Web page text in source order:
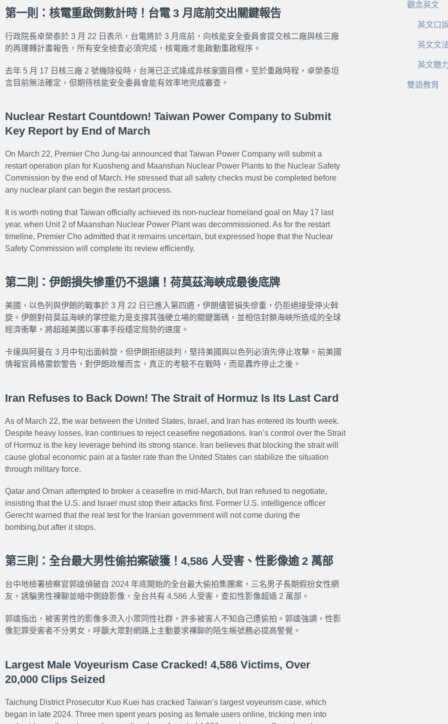
第一則：核電重啟倒數計時！台電 3 月底前交出關鍵報告
行政院長卓榮泰於 3 月 22 日表示，台電將於 3 月底前，向核能安全委員會提交核二廠與核三廠
的再運轉計畫報告，所有安全檢查必須完成，核電廠才能啟動重啟程序。
去年 5 月 17 日核三廠 2 號機除役時，台灣已正式達成非核家園目標。至於重啟時程，卓榮泰坦
言目前無法確定，但期待核能安全委員會能有效率地完成審查。
Nuclear Restart Countdown! Taiwan Power Company to Submit
Key Report by End of March
On March 22, Premier Cho Jung-tai announced that Taiwan Power Company will submit a
restart operation plan for Kuosheng and Maanshan Nuclear Power Plants to the Nuclear Safety
Commission by the end of March. He stressed that all safety checks must be completed before
any nuclear plant can begin the restart process.
It is worth noting that Taiwan officially achieved its non-nuclear homeland goal on May 17 last
year, when Unit 2 of Maanshan Nuclear Power Plant was decommissioned. As for the restart
timeline, Premier Cho admitted that it remains uncertain, but expressed hope that the Nuclear
Safety Commission will complete its review efficiently.
第二則：伊朗損失慘重仍不退讓！荷莫茲海峽成最後底牌
美國、以色列與伊朗的戰事於 3 月 22 日已進入第四週，伊朗儘管損失慘重，仍拒絕接受停火斡
旋。伊朗對荷莫茲海峽的掌控能力是支撐其強硬立場的關鍵籌碼，並相信封鎖海峽所造成的全球
經濟衝擊，將超越美國以軍事手段穩定局勢的速度。
卡達與阿曼在 3 月中旬出面斡旋，但伊朗拒絕談判，堅持美國與以色列必須先停止攻擊。前美國
情報官員格雷欽警告，對伊朗政權而言，真正的考驗不在戰時，而是轟炸停止之後。
Iran Refuses to Back Down! The Strait of Hormuz Is Its Last Card
As of March 22, the war between the United States, Israel, and Iran has entered its fourth week.
Despite heavy losses, Iran continues to reject ceasefire negotiations. Iran’s control over the Strait
of Hormuz is the key leverage behind its strong stance. Iran believes that blocking the strait will
cause global economic pain at a faster rate than the United States can stabilize the situation
through military force.
Qatar and Oman attempted to broker a ceasefire in mid-March, but Iran refused to negotiate,
insisting that the U.S. and Israel must stop their attacks first. Former U.S. intelligence officer
Gerecht warned that the real test for the Iranian government will not come during the
bombing,but after it stops.
第三則：全台最大男性偷拍案破獲！4,586 人受害、性影像逾 2 萬部
台中地檢署檢察官郭逵偵破自 2024 年底開始的全台最大偷拍集團案，三名男子長期假扮女性網
友，誘騙男性裸聊並暗中側錄影像，全台共有 4,586 人受害，查扣性影像超過 2 萬部。
郭逵指出，被害男性的影像多流入小眾同性社群，許多被害人不知自己遭偷拍。郭逵強調，性影
像犯罪受害者不分男女，呼籲大眾對網路上主動要求裸聊的陌生帳號務必提高警覺。
Largest Male Voyeurism Case Cracked! 4,586 Victims, Over
20,000 Clips Seized
Taichung District Prosecutor Kuo Kuei has cracked Taiwan’s largest voyeurism case, which
began in late 2024. Three men spent years posing as female users online, tricking men into
觀念英文
英文口
英文文
英文聽
雙語教育